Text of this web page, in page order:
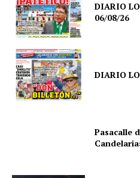
DIARIO
06/08/26
DIARIO
Pasacalle